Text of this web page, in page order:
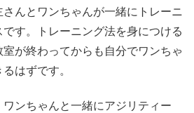
んとワンちゃんが一緒にトレーニ
す。トレーニング法を身につける
が終わってからも自分でワンちゃ
はずです。
ンちゃんと一緒にアジリティー